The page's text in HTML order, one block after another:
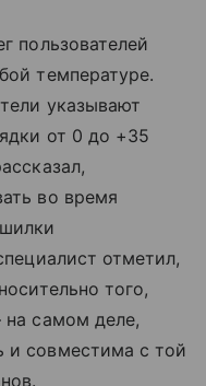
пользователей
температуре.
указывают
от 0 до +35
во время
отметил,
того,
самом деле,
совместима с той